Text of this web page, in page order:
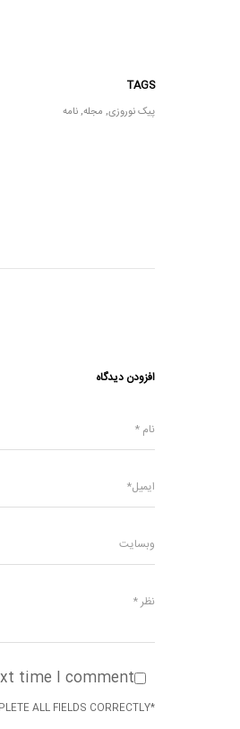
TAGS
پیک نوروزی, مجله,نامه
افزودن دیدگاه
time I comment.
*PLEASE COMPLETE ALL FIELDS CORRECTLY